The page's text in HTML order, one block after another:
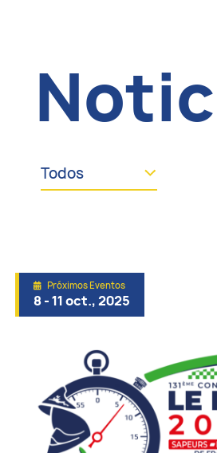
Todos
Próximos Eventos
8 - 11 oct., 2025